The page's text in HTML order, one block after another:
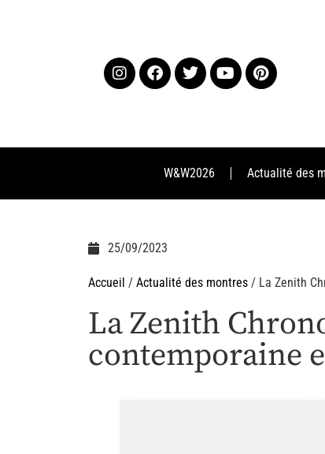
W&W2026 Actualité des
25/09/2023
Accueil / Actualité des montres / La Zenith
La Zenith
contemporaine